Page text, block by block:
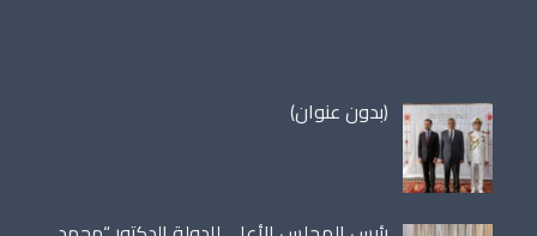
(بدون عنوان)مقالة